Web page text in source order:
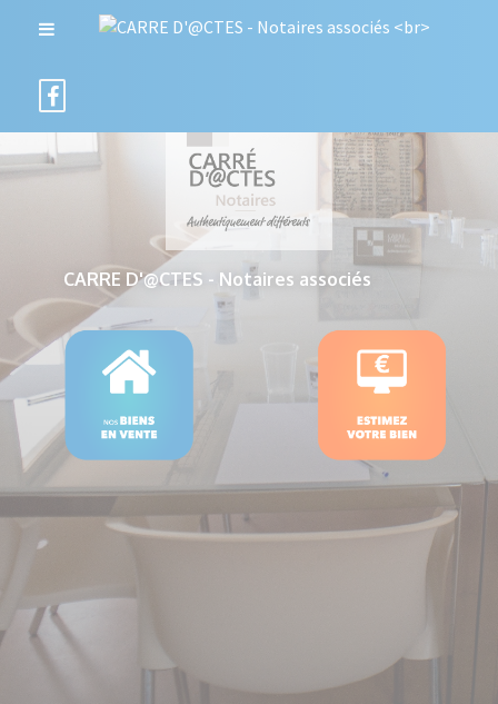
CARRE D'@CTES - Notaires associés